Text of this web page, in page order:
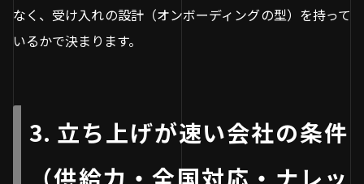
なく、受け入れの設計（オンボーディングの型）を持って
いるかで決まります。
3. 立ち上げが速い会社の条件